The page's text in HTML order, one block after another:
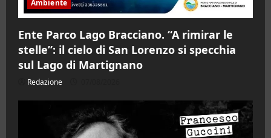
Ambiente
Ente Parco Lago Bracciano. “A rimirar le
stelle”: il cielo di San Lorenzo si specchia
sul Lago di Martignano
Redazione